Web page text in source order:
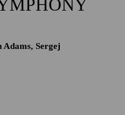
Sergej